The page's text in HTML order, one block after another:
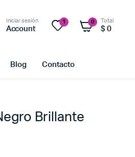
Iniciar sesión
Account
1 0 Total
$ 0
Blog Contacto
Brillante